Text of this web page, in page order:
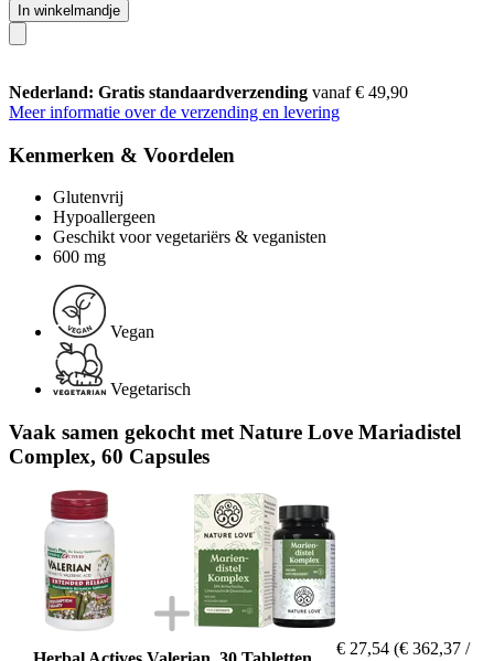
In winkelmandje
Nederland: Gratis standaardverzending vanaf € 49,90
Meer informatie over de verzending en levering
Kenmerken & Voordelen
Glutenvrij
Hypoallergeen
Geschikt voor vegetariërs & veganisten
600 mg
Vegan
Vegetarisch
Vaak samen gekocht met Nature Love Mariadistel
Complex, 60 Capsules
€ 27,54 (€ 362,37 /